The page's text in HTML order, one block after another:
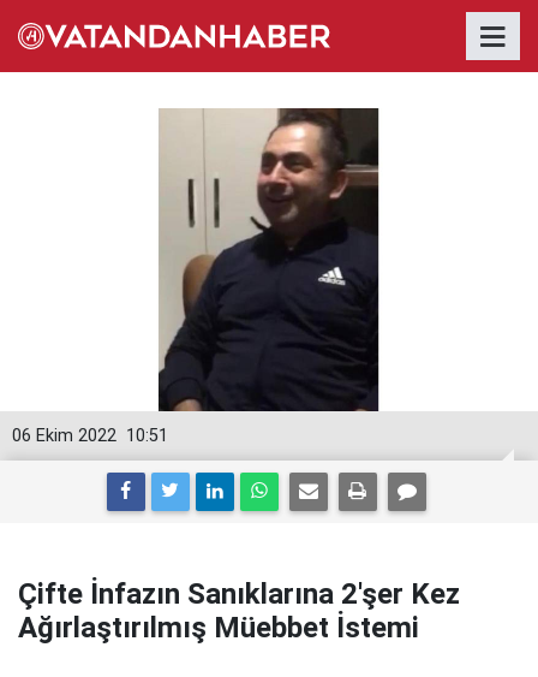
10:51
06 Ekim 2022
Çifte İnfazın Sanıklarına 2'şer Kez
Ağırlaştırılmış Müebbet İstemi